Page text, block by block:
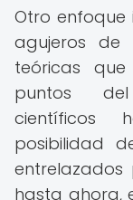
Otro enfoque
agujeros de
teóricas
puntos del
científicos
posibilidad
hasta ahora,